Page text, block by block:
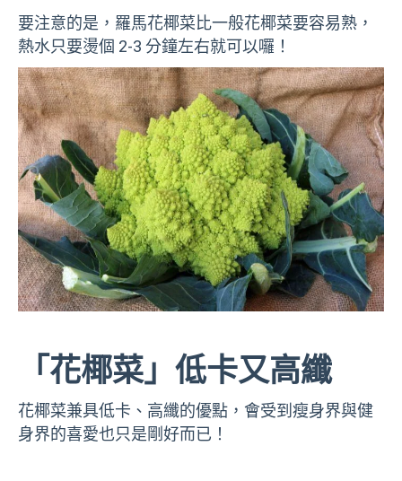
要注意的是，羅馬花椰菜比一般花椰菜要容易熟，
熱水只要燙個 2-3 分鐘左右就可以囉！
「花椰菜」低卡又高纖
花椰菜兼具低卡、高纖的優點，會受到瘦身界與健
身界的喜愛也只是剛好而已！